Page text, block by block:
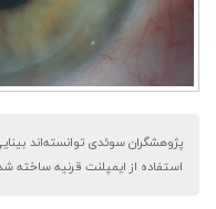
پژوهشگران سوئدی توانسته‌اند
استفاده از ایمپلنت قرنیه ساخته